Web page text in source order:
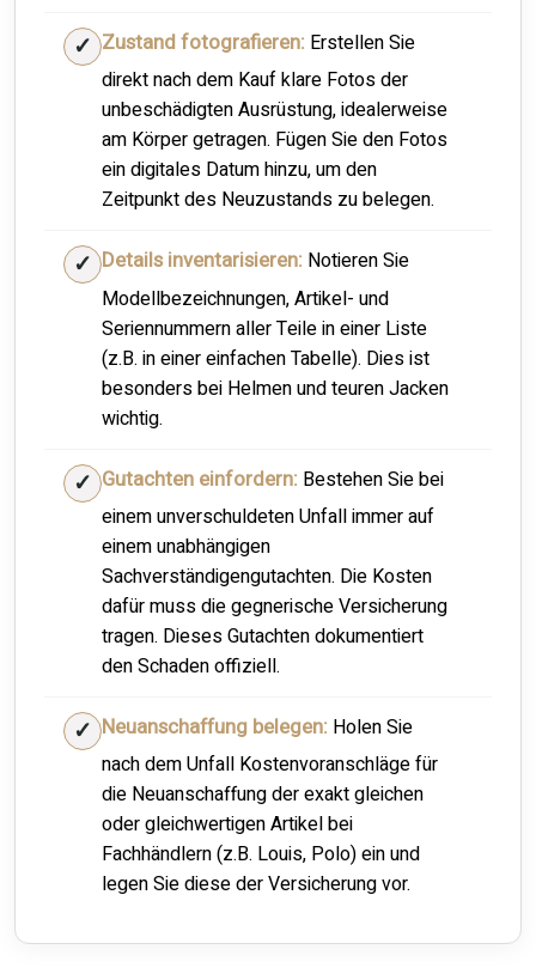
Zustand fotografieren: Erstellen Sie
direkt nach dem Kauf klare Fotos der
unbeschädigten Ausrüstung, idealerweise
am Körper getragen. Fügen Sie den Fotos
ein digitales Datum hinzu, um den
Zeitpunkt des Neuzustands zu belegen.
Details inventarisieren: Notieren Sie
Modellbezeichnungen, Artikel- und
Seriennummern aller Teile in einer Liste
(z.B. in einer einfachen Tabelle). Dies ist
besonders bei Helmen und teuren Jacken
wichtig.
Gutachten einfordern: Bestehen Sie bei
einem unverschuldeten Unfall immer auf
einem unabhängigen
Sachverständigengutachten. Die Kosten
dafür muss die gegnerische Versicherung
tragen. Dieses Gutachten dokumentiert
den Schaden offiziell.
Neuanschaffung belegen: Holen Sie
nach dem Unfall Kostenvoranschläge für
die Neuanschaffung der exakt gleichen
oder gleichwertigen Artikel bei
Fachhändlern (z.B. Louis, Polo) ein und
legen Sie diese der Versicherung vor.